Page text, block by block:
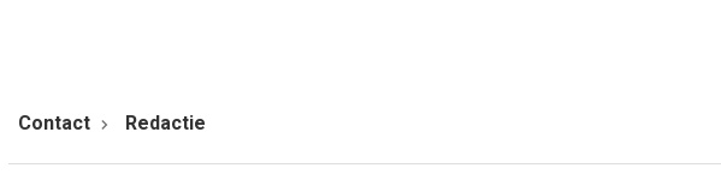
Contact Redactie